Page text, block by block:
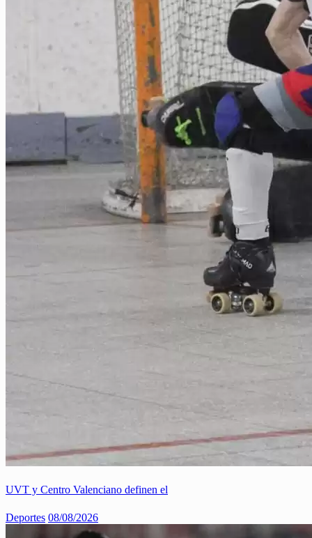
UVT y Centro Valenciano definen el
Deportes 08/08/2026